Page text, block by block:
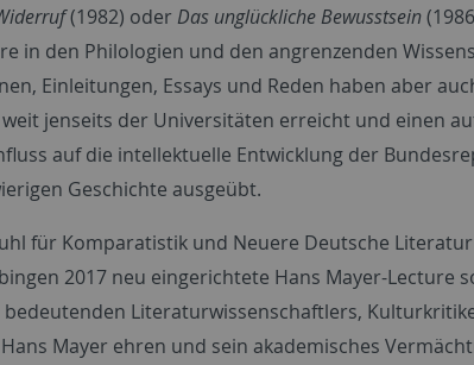
(1982) oder Das unglückliche Bewusstsein
in den Philologien und den angrenzenden
Einleitungen, Essays und Reden haben aber
jenseits der Universitäten erreicht und einen
auf die intellektuelle Entwicklung der
Geschichte ausgeübt.
für Komparatistik und Neuere Deutsche
2017 neu eingerichtete Hans Mayer-Lecture
bedeutenden Literaturwissenschaftlers,
Mayer ehren und sein akademisches